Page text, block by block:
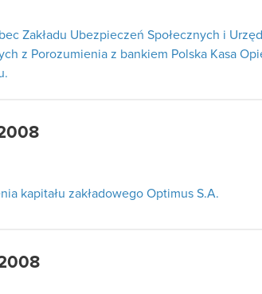
Zakładu Ubezpieczeń Społecznych i
z Porozumienia z bankiem Polska Kasa
kapitału zakładowego Optimus S.A.